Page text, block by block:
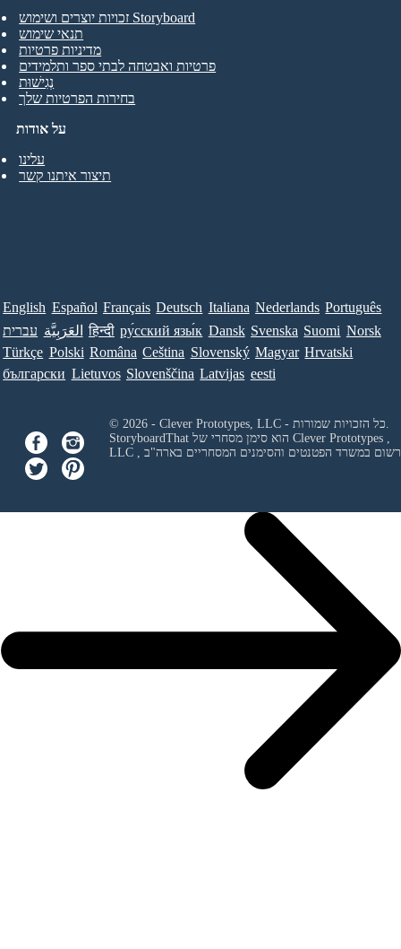
על אודות
עלינו
תיצור איתנו קשר
זכויות יוצרים ושימוש Storyboard
תנאי שימוש
מדיניות פרטיות
פרטיות ואבטחה לבתי ספר ותלמידים
נְגִישׁוּת
בחירות הפרטיות שלך
English Español Français Deutsch Italiana Nederlands Português
עברית العَرَبِيَّة हिन्दी ру́сский язы́к Dansk Svenska Suomi Norsk
Türkçe Polski Româna Ceština Slovenský Magyar Hrvatski
български Lietuvos Slovenščina Latvijas eesti
© 2026 - Clever Prototypes, LLC - כל הזכויות שמורות.
Clever Prototypes ,
LLC
ורשום במשרד הפטנטים והסימנים המסחריים בארה"ב